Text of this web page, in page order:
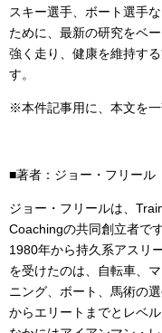
スキー選手、ボート選手
ために、最新の研究をベ
強く走り、健康を維持す
す。
※本件記事用に、本文を一
■著者：ジョー・フリール
ジョー・フリールは、
Coachingの共同創立者で
1980年から持久系アスリ
を受けたのは、自転車、
ニング、ボート、馬術の
からエリートまでとレベ